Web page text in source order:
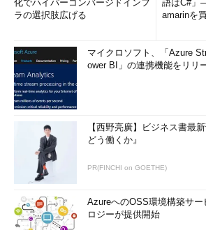
化でハイパーコンバージドインフ
ラの選択肢広げる
語はC#」
amarinを
マイクロソフト、「Azure
ower BI」の連携機能をリリ
【西野亮廣】ビジネス書最
どう働くか』
PR(FINCHI on GOETHE)
AzureへのOSS環境構築サー
ロジーが提供開始